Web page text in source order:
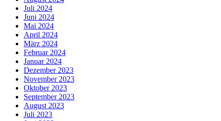
Juli 2024
Juni 2024
Mai 2024
April 2024
März 2024
Februar 2024
Januar 2024
Dezember 2023
November 2023
Oktober 2023
September 2023
August 2023
Juli 2023